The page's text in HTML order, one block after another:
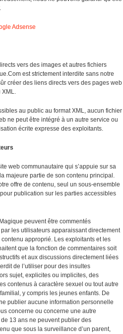
Adsense
vers des images et autres fichiers
est strictement interdite sans notre
créer des liens directs vers des pages web
XML.
au public au format XML, aucun fichier
ne peut être intégré à un autre service ou
écrite expresse des exploitants.
web communautaire qui s’appuie sur sa
majeure partie de son contenu principal.
offre de contenu, seul un sous-ensemble
publication sur les parties accessibles
peuvent être commentés
les utilisateurs apparaissant directement
approprié. Les exploitants et les
que la fonction de commentaires soit
et aux discussions directement liées
de l’utiliser pour des insultes
sujet, explicites ou implicites, des
contenus à caractère sexuel ou tout autre
y compris les jeunes enfants. De
publier aucune information personnelle
concerne ou concerne une autre
13 ans ne peuvent publier des
que sous la surveillance d’un parent,